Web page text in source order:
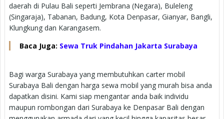
daerah di Pulau Bali seperti Jembrana (Negara), Buleleng
(Singaraja), Tabanan, Badung, Kota Denpasar, Gianyar, Bangli,
Klungkung dan Karangasem.
Baca Juga: Sewa Truk Pindahan Jakarta Surabaya
Bagi warga Surabaya yang membutuhkan carter mobil
Surabaya Bali dengan harga sewa mobil yang murah bisa anda
dapatkan disini. Kami siap mengantar anda baik individu
maupun rombongan dari Surabaya ke Denpasar Bali dengan